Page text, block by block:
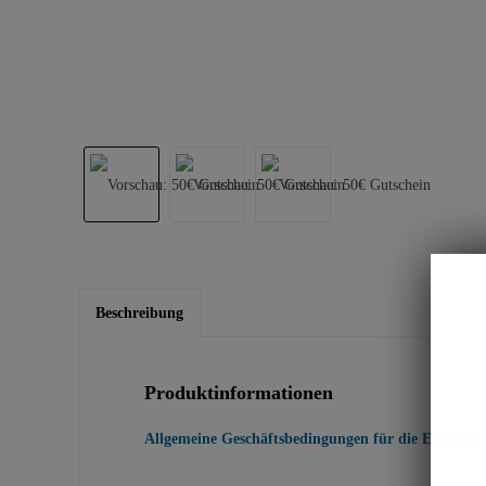
Beschreibung
Produktinformationen
Allgemeine Geschäftsbedingungen für die Einlösung